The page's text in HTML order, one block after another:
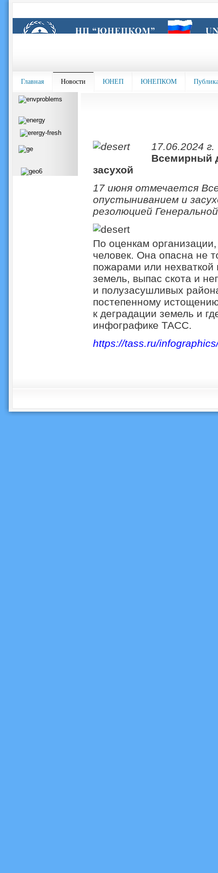
Главная Новости ЮНЕП ЮНЕПКОМ
17.06.2024 г.
Всемирный
засухой
17 июня отмечается
опустыниванием и
резолюцией
По оценкам
человек. Она опасна не
пожарами или
земель, выпас скота и
и полузасушливых
постепенному
к деградации земель и
инфографике ТАСС.
https://tass.ru/